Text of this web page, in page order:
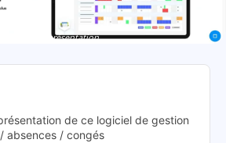
Manatime: présentation
de ce logiciel de gestion
absences / congés